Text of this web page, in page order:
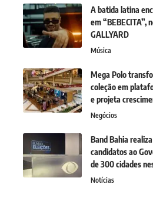
A batida latina
em “BEBECITA”,
GALLYARD
Música
Mega Polo
coleção em
e projeta
Negócios
Band Bahia
candidatos ao
de 300 cidades
Notícias